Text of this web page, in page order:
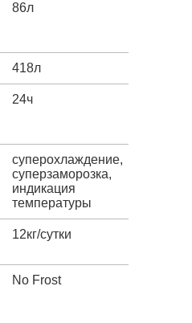
86л
418л
24ч
суперохлаждение,
суперзаморозка,
индикация
температуры
12кг/сутки
No Frost